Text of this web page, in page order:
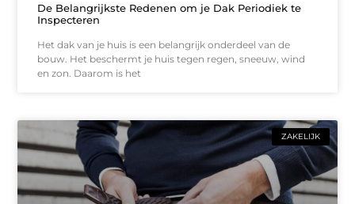
De Belangrijkste Redenen om je Dak Periodiek te
Inspecteren
Het dak van je huis is een belangrijk onderdeel van de
bouw. Het beschermt je huis tegen regen, sneeuw, wind
en zon. Daarom is het
ZAKELIJK